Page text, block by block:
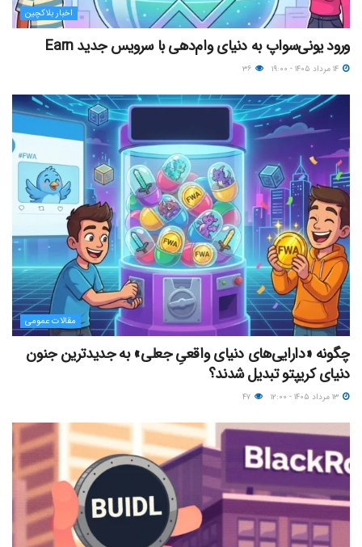
اخبار بلاکچین
ورود یونی‌سواپ به دنیای وام‌دهی با سرویس جدید Earn
مقالات عمومی
چگونه «دارایی‌های دنیای واقعیِ جعلی» به جدیدترین جنون
دنیای کریپتو تبدیل شدند؟